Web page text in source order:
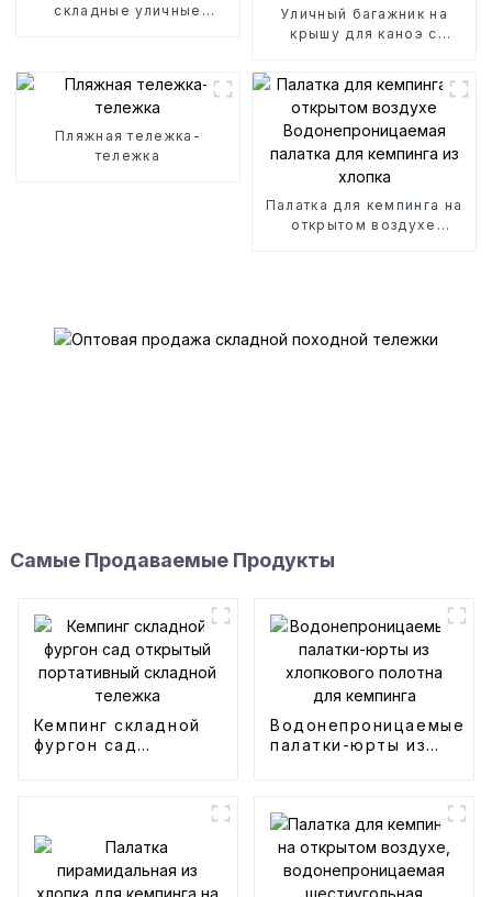
складные уличные
Уличный багажник на
крышу для каноэ с
Пляжная тележка-
тележка
Палатка для кемпинга на
открытом воздухе
Самые Продаваемые Продукты
Кемпинг складной
фургон сад
Водонепроницаемые
палатки-юрты из